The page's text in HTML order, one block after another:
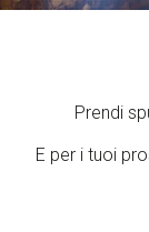
Servizi e
Prendi
E per i tuoi